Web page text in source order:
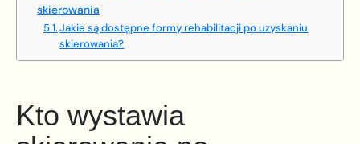
skierowania
Jakie są dostępne formy rehabilitacji po uzyskaniu
skierowania?
Kto wystawia